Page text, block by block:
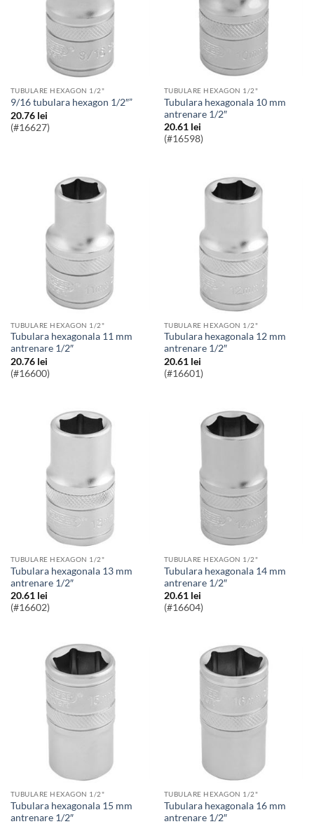
TUBULARE HEXAGON 1/2"
9/16 tubulara hexagon 1/2″”
20.76 lei
(#16627)
TUBULARE HEXAGON 1/2"
Tubulara hexagonala 10 mm
antrenare 1/2″
20.61 lei
(#16598)
TUBULARE HEXAGON 1/2"
Tubulara hexagonala 11 mm
antrenare 1/2″
20.76 lei
(#16600)
TUBULARE HEXAGON 1/2"
Tubulara hexagonala 12 mm
antrenare 1/2″
20.61 lei
(#16601)
TUBULARE HEXAGON 1/2"
Tubulara hexagonala 13 mm
antrenare 1/2″
20.61 lei
(#16602)
TUBULARE HEXAGON 1/2"
Tubulara hexagonala 14 mm
antrenare 1/2″
20.61 lei
(#16604)
TUBULARE HEXAGON 1/2"
Tubulara hexagonala 15 mm
antrenare 1/2″
TUBULARE HEXAGON 1/2"
Tubulara hexagonala 16 mm
antrenare 1/2″